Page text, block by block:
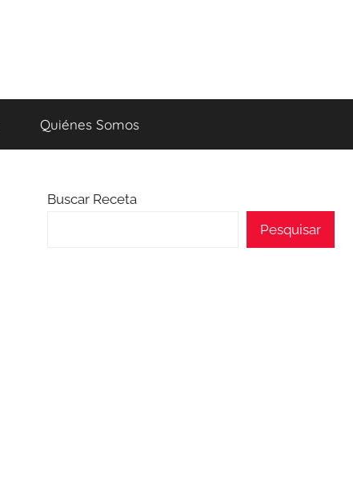
Quiénes Somos
Buscar Receta
Pesquisar